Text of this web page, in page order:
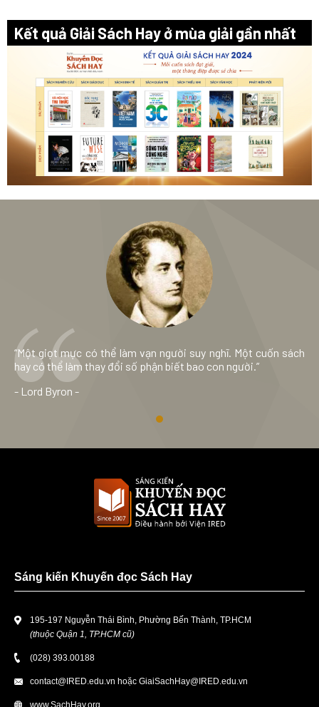
Kết quả Giải Sách Hay ở mùa giải gần nhất
“Một giọt mực có thể làm vạn người suy nghĩ. Một cuốn sách
hay có thể làm thay đổi số phận biết bao con người.”
- Lord Byron -
Sáng kiến Khuyến đọc Sách Hay
195-197 Nguyễn Thái Bình, Phường Bến Thành, TP.HCM
(thuộc Quận 1, TP.HCM cũ)
(028) 393.00188
contact@IRED.edu.vn hoặc GiaiSachHay@IRED.edu.vn
www.SachHay.org